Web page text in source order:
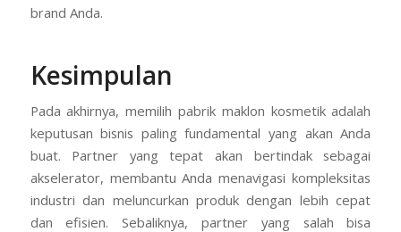
brand Anda.
Kesimpulan
Pada akhirnya, memilih pabrik maklon kosmetik adalah
keputusan bisnis paling fundamental yang akan Anda
buat. Partner yang tepat akan bertindak sebagai
akselerator, membantu Anda menavigasi kompleksitas
industri dan meluncurkan produk dengan lebih cepat
dan efisien. Sebaliknya, partner yang salah bisa